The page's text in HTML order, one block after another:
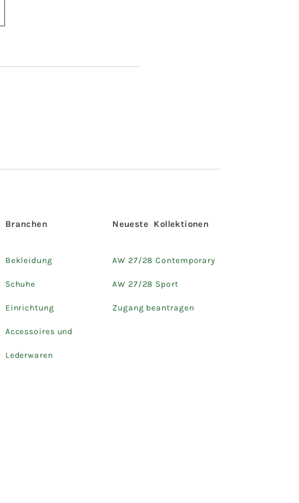
Branchen
Bekleidung
Schuhe
Einrichtung
Accessoires und
Lederwaren
Neueste Kollektionen
AW 27/28 Contemporary
AW 27/28 Sport
Zugang beantragen